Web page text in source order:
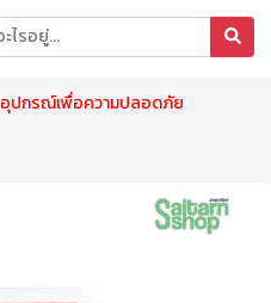
อุปกรณ์เพื่อความปลอดภัย